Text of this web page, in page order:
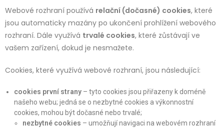
Webové rozhraní používá relační (dočasné) cookies, které
jsou automaticky mazány po ukončení prohlížení webového
rozhraní. Dále využívá trvalé cookies, které zůstávají ve
vašem zařízení, dokud je nesmažete.
Cookies, které využívá webové rozhraní, jsou následující:
cookies první strany– tyto cookies jsou přiřazeny k doméně
našeho webu; jedná se o nezbytné cookies a výkonnostní
cookies, mohou být dočasné nebo trvalé;
nezbytné cookies – umožňují navigaci na webovém rozhraní